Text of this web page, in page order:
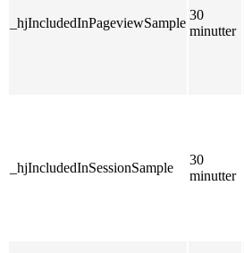
_hjIncludedInPageviewSample
30
minutter
_hjIncludedInSessionSample
30
minutter